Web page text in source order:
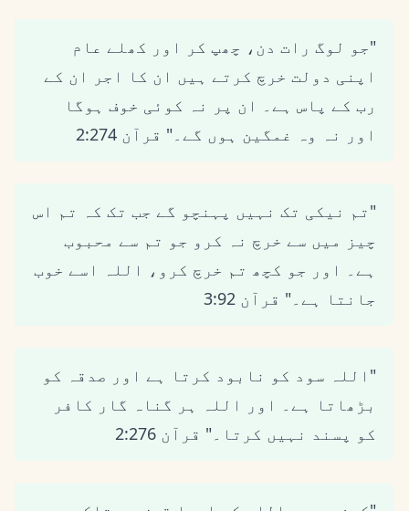
"جو لوگ رات دن، چھپ کر اور کھلے عام
اپنی دولت خرچ کرتے ہیں ان کا اجر ان کے
رب کے پاس ہے۔ ان پر نہ کوئی خوف ہوگا
اور نہ وہ غمگین ہوں گے۔" قرآن 2:274
"تم نیکی تک نہیں پہنچو گے جب تک کہ تم اس
چیز میں سے خرچ نہ کرو جو تم سے محبوب
ہے۔ اور جو کچھ تم خرچ کرو، اللہ اسے خوب
جانتا ہے۔" قرآن 3:92
"اللہ سود کو نابود کرتا ہے اور صدقہ کو
بڑھاتا ہے۔ اور اللہ ہر گناہ گار کافر
کو پسند نہیں کرتا۔" قرآن 2:276